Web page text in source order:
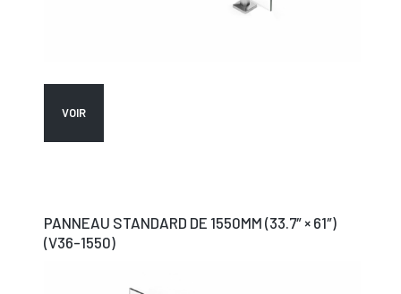
VOIR
PANNEAU STANDARD DE 1550MM (33.7″ × 61″)
(V36-1550)